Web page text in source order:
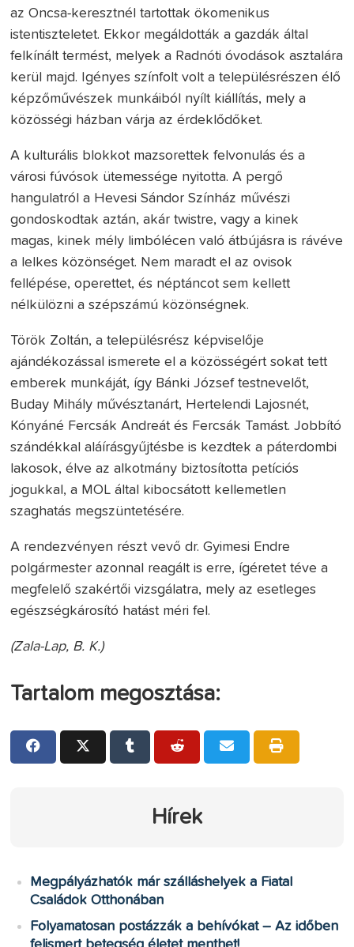
az Oncsa-keresztnél tartottak ökomenikus
istentiszteletet. Ekkor megáldották a gazdák által
felkínált termést, melyek a Radnóti óvodások asztalára
kerül majd. Igényes színfolt volt a településrészen élő
képzőművészek munkáiból nyílt kiállítás, mely a
közösségi házban várja az érdeklődőket.
A kulturális blokkot mazsorettek felvonulás és a
városi fúvósok ütemessége nyitotta. A pergő
hangulatról a Hevesi Sándor Színház művészi
gondoskodtak aztán, akár twistre, vagy a kinek
magas, kinek mély limbólécen való átbújásra is rávéve
a lelkes közönséget. Nem maradt el az ovisok
fellépése, operettet, és néptáncot sem kellett
nélkülözni a szépszámú közönségnek.
Török Zoltán, a településrész képviselője
ajándékozással ismerete el a közösségért sokat tett
emberek munkáját, így Bánki József testnevelőt,
Buday Mihály művésztanárt, Hertelendi Lajosnét,
Kónyáné Fercsák Andreát és Fercsák Tamást. Jobbító
szándékkal aláírásgyűjtésbe is kezdtek a páterdombi
lakosok, élve az alkotmány biztosította petíciós
jogukkal, a MOL által kibocsátott kellemetlen
szaghatás megszüntetésére.
A rendezvényen részt vevő dr. Gyimesi Endre
polgármester azonnal reagált is erre, ígéretet téve a
megfelelő szakértői vizsgálatra, mely az esetleges
egészségkárosító hatást méri fel.
(Zala-Lap, B. K.)
Tartalom megosztása:
Hírek
Megpályázhatók már szálláshelyek a Fiatal
Családok Otthonában
Folyamatosan postázzák a behívókat – Az időben